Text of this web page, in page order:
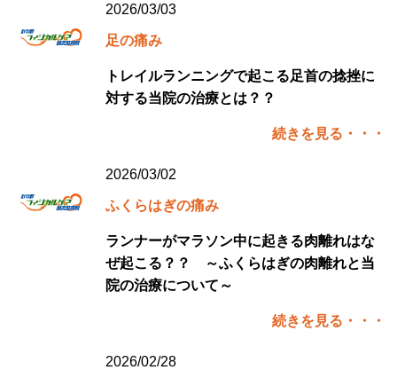
2026/03/03
足の痛み
トレイルランニングで起こる足首の捻挫に
対する当院の治療とは？？
続きを見る・・・
2026/03/02
ふくらはぎの痛み
ランナーがマラソン中に起きる肉離れはな
ぜ起こる？？ ～ふくらはぎの肉離れと当
院の治療について～
続きを見る・・・
2026/02/28